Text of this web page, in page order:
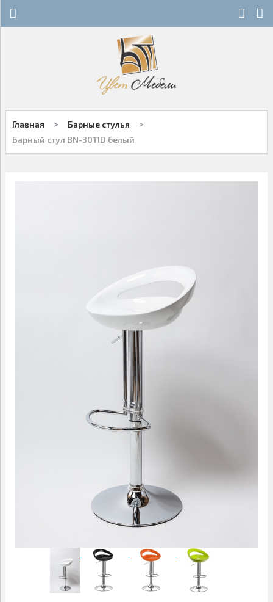
Многоканальный
09.00-18.00
ДЕРЕВЯННЫЕ СТОЛЫ
ОБЕДЕННЫЕ ГРУППЫ
СТУЛЬЯ НА МЕТАЛЛОКАРКАСЕ
ДЕРЕВЯННЫЕ СТУЛЬЯ
САДОВАЯ МЕБЕЛЬ
Главная > Барные стулья >
Барный стул ВN-3011D белый